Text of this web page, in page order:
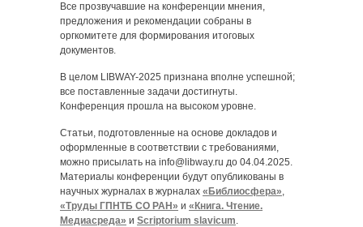
Все прозвучавшие на конференции мнения,
предложения и рекомендации собраны в
оргкомитете для формирования итоговых
документов.
В целом LIBWAY-2025 признана вполне успешной;
все поставленные задачи достигнуты.
Конференция прошла на высоком уровне.
Статьи, подготовленные на основе докладов и
оформленные в соответствии с требованиями,
можно присылать на info@libway.ru до 04.04.2025.
Материалы конференции будут опубликованы в
научных журналах в журналах «Библиосфера»,
«Труды ГПНТБ СО РАН» и «Книга. Чтение.
Медиасреда» и Scriptorium slavicum.